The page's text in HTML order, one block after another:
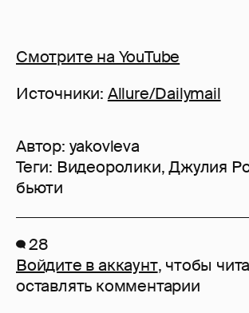
Смотрите на YouTube
Источники: Allure/Dailymail
Автор: yakovleva
Теги: Видеоролики,Джулия
бьюти
28
Войдите в аккаунт, чтобы
оставлять комментарии